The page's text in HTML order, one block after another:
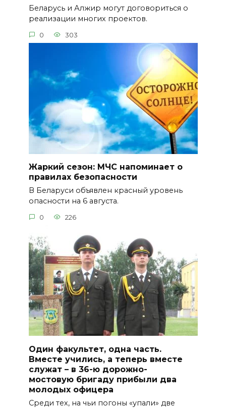
Беларусь и Алжир могут договориться о
реализации многих проектов.
0 303
Жаркий сезон: МЧС напоминает о
правилах безопасности
В Беларуси объявлен красный уровень
опасности на 6 августа.
0 226
Один факультет, одна часть.
Вместе учились, а теперь вместе
служат – в 36-ю дорожно-
мостовую бригаду прибыли два
молодых офицера
Среди тех, на чьи погоны «упали» две